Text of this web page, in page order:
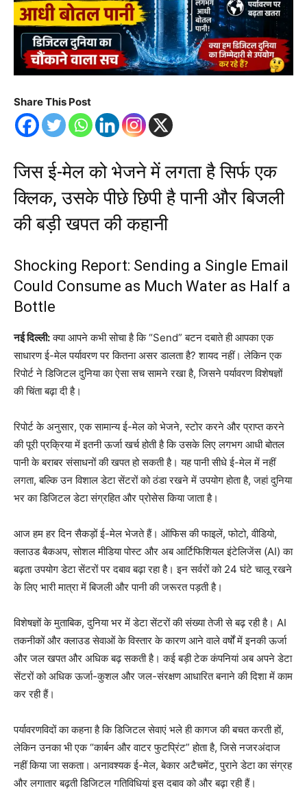
Share This Post
जिस ई-मेल को भेजने में लगता है सिर्फ एक
क्लिक, उसके पीछे छिपी है पानी और बिजली
की बड़ी खपत की कहानी
Shocking Report: Sending a Single Email
Could Consume as Much Water as Half a
Bottle
नई दिल्ली:क्या आपने कभी सोचा है कि “Send” बटन दबाते ही आपका एक
साधारण ई-मेल पर्यावरण पर कितना असर डालता है? शायद नहीं। लेकिन एक
रिपोर्ट ने डिजिटल दुनिया का ऐसा सच सामने रखा है, जिसने पर्यावरण विशेषज्ञों
की चिंता बढ़ा दी है।
रिपोर्ट के अनुसार, एक सामान्य ई-मेल को भेजने, स्टोर करने और प्राप्त करने
की पूरी प्रक्रिया में इतनी ऊर्जा खर्च होती है कि उसके लिए लगभग आधी बोतल
पानी के बराबर संसाधनों की खपत हो सकती है। यह पानी सीधे ई-मेल में नहीं
लगता, बल्कि उन विशाल डेटा सेंटरों को ठंडा रखने में उपयोग होता है, जहां दुनिया
भर का डिजिटल डेटा संग्रहित और प्रोसेस किया जाता है।
आज हम हर दिन सैकड़ों ई-मेल भेजते हैं। ऑफिस की फाइलें, फोटो, वीडियो,
क्लाउड बैकअप, सोशल मीडिया पोस्ट और अब आर्टिफिशियल इंटेलिजेंस (AI) का
बढ़ता उपयोग डेटा सेंटरों पर दबाव बढ़ा रहा है। इन सर्वरों को 24 घंटे चालू रखने
के लिए भारी मात्रा में बिजली और पानी की जरूरत पड़ती है।
विशेषज्ञों के मुताबिक, दुनिया भर में डेटा सेंटरों की संख्या तेजी से बढ़ रही है। AI
तकनीकों और क्लाउड सेवाओं के विस्तार के कारण आने वाले वर्षों में इनकी ऊर्जा
और जल खपत और अधिक बढ़ सकती है। कई बड़ी टेक कंपनियां अब अपने डेटा
सेंटरों को अधिक ऊर्जा-कुशल और जल-संरक्षण आधारित बनाने की दिशा में काम
कर रही हैं।
पर्यावरणविदों का कहना है कि डिजिटल सेवाएं भले ही कागज की बचत करती हों,
लेकिन उनका भी एक “कार्बन और वाटर फुटप्रिंट” होता है, जिसे नजरअंदाज
नहीं किया जा सकता। अनावश्यक ई-मेल, बेकार अटैचमेंट, पुराने डेटा का संग्रह
और लगातार बढ़ती डिजिटल गतिविधियां इस दबाव को और बढ़ा रही हैं।